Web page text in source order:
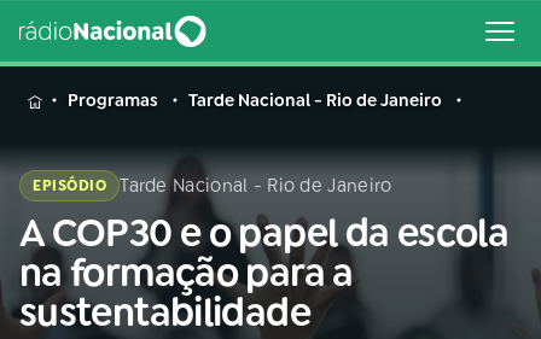
MENU
Buscar
na
Rádio
Nacional
Buscar
Programas Tarde Nacional - Rio de Janeiro
EPISÓDIO Tarde Nacional - Rio de Janeiro
A COP30 e o papel da escola
na formação para a
sustentabilidade